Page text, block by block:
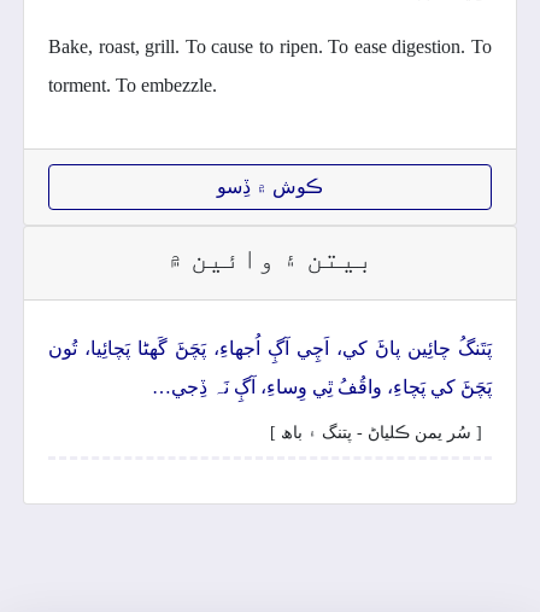
Bake, roast, grill. To cause to ripen. To ease digestion. To
torment. To embezzle.
ڪوش ۾ ڏِسو
بيتن ۽ وائين ۾
پَتَنگُ چائِين پاڻَ کي، اَچِي آڳِ اُجهاءِ، پَچَڻَ گَهڻا پَچائِيا، تُون
پَچَڻَ کي پَچاءِ، واقُفُ ٿِي وِساءِ، آڳِ نَہ ڏِجي…
[ سُر يمن ڪلياڻ - پتنگ ۽ باھ ]